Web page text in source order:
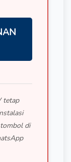
tetap
di